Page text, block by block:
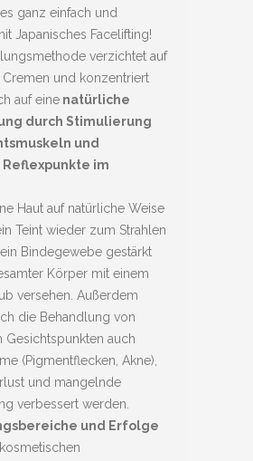
ganz einfach und
Japanisches Facelifting!
verzichtet auf
und konzentriert
auf eine natürliche
durch Stimulierung
und
im
Haut auf natürliche Weise
Teint wieder zum Strahlen
Bindegewebe gestärkt
Körper mit einem
versehen. Außerdem
die Behandlung von
Gesichtspunkten auch
(Pigmentflecken, Akne),
und mangelnde
verbessert werden.
und Erfolge